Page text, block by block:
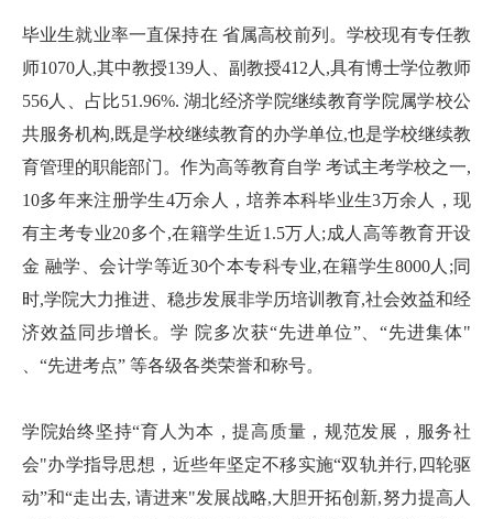
毕业生就业率一直保持在 省属高校前列。学校现有专任教
师1070人,其中教授139人、副教授412人,具有博士学位教师
556人、占比51.96%. 湖北经济学院继续教育学院属学校公
共服务机构,既是学校继续教育的办学单位,也是学校继续教
育管理的职能部门。作为高等教育自学 考试主考学校之一,
10多年来注册学生4万余人，培养本科毕业生3万余人，现
有主考专业20多个,在籍学生近1.5万人;成人高等教育开设
金 融学、会计学等近30个本专科专业,在籍学生8000人;同
时,学院大力推进、稳步发展非学历培训教育,社会效益和经
济效益同步增长。学 院多次获“先进单位”、“先进集体"
、“先进考点” 等各级各类荣誉和称号。
学院始终坚持“育人为本，提高质量，规范发展，服务社
会"办学指导思想，近些年坚定不移实施“双轨并行,四轮驱
动”和“走出去, 请进来"发展战略,大胆开拓创新,努力提高人